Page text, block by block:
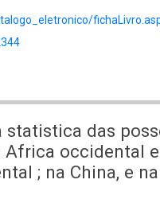
statistica das
Africa occidental
; na China, e